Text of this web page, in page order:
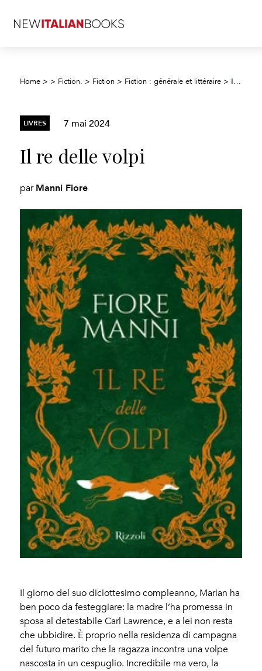
Home > > Fiction. > Fiction > Fiction : générale et littéraire > Il re delle volpi
LIVRES 7 mai 2024
Il re delle volpi
par Manni Fiore
Il giorno del suo diciottesimo compleanno, Marian ha
ben poco da festeggiare: la madre l’ha promessa in
sposa al detestabile Carl Lawrence, e a lei non resta
che ubbidire. È proprio nella residenza di campagna
del futuro marito che la ragazza incontra una volpe
nascosta in un cespuglio. Incredibile ma vero, la